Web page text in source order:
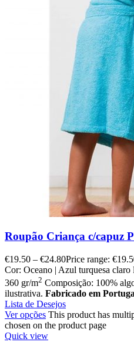
Roupão Criança c/capuz
€19.50 – €24.80Price range:
Cor: Oceano | Azul turquesa
360 gr/m2 Composição: 100%
ilustrativa. Fabricado em
Lista de Desejos
Ver opções This product has
chosen on the product page
Quick view